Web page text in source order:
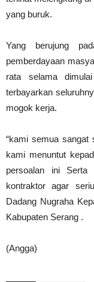
yang buruk.
Yang berujung
pemberdayaan
rata selama
terbayarkan
mogok kerja.
“kami semua sangat
kami menuntut
persoalan ini Serta
kontraktor agar
Dadang Nugraha
Kabupaten Serang .
(Angga)